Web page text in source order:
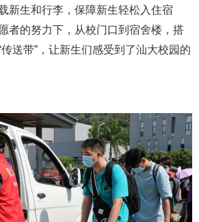
新生和行李，保障新生轻松入住宿
者的努力下，从校门口到宿舍楼，搭
送带”，让新生们感受到了汕大校园的